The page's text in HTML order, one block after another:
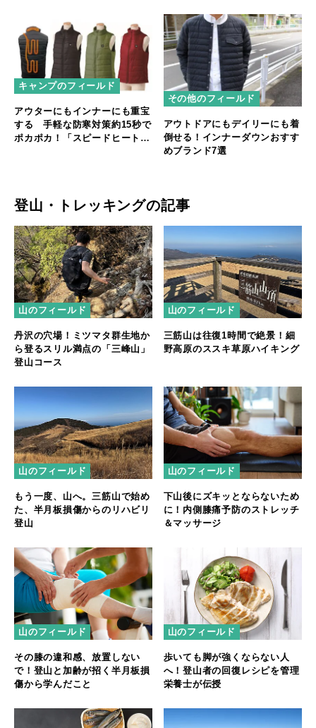
キャンプのフィールド
アウターにもインナーにも重宝
する 手軽な防寒対策約15秒で
ポカポカ！「スピードヒート
その他のフィールド
アウトドアにもデイリーにも着
倒せる！インナーダウンおすす
めブランド7選
登山・トレッキングの記事
山のフィールド
丹沢の穴場！ミツマタ群生地か
ら登るスリル満点の「三峰山」
登山コース
山のフィールド
三筋山は往復1時間で絶景！細
野高原のススキ草原ハイキング
山のフィールド
もう一度、山へ。三筋山で始め
た、半月板損傷からのリハビリ
登山
山のフィールド
下山後にズキッとならないため
に！内側膝痛予防のストレッチ
＆マッサージ
山のフィールド
その膝の違和感、放置しない
で！登山と加齢が招く半月板損
傷から学んだこと
山のフィールド
歩いても脚が強くならない人
へ！登山者の回復レシピを管理
栄養士が伝授